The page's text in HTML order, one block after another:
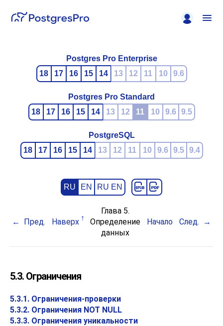
Postgres Pro Enterprise
18
17 16 15 14 13 12 11 10 9.6
Postgres Pro Standard
18
17 16 15 14 13 12 11 10 9.6 9.5
PostgreSQL
18
17 16 15 14 13 12 11 10 9.6 9.5 9.4
RU EN RU EN
Пред. Наверх
Глава 5.
Определение
данных
Начало След.
5.3. Ограничения
5.3.1. Ограничения-проверки
5.3.2. Ограничения NOT NULL
5.3.3. Ограничения уникальности